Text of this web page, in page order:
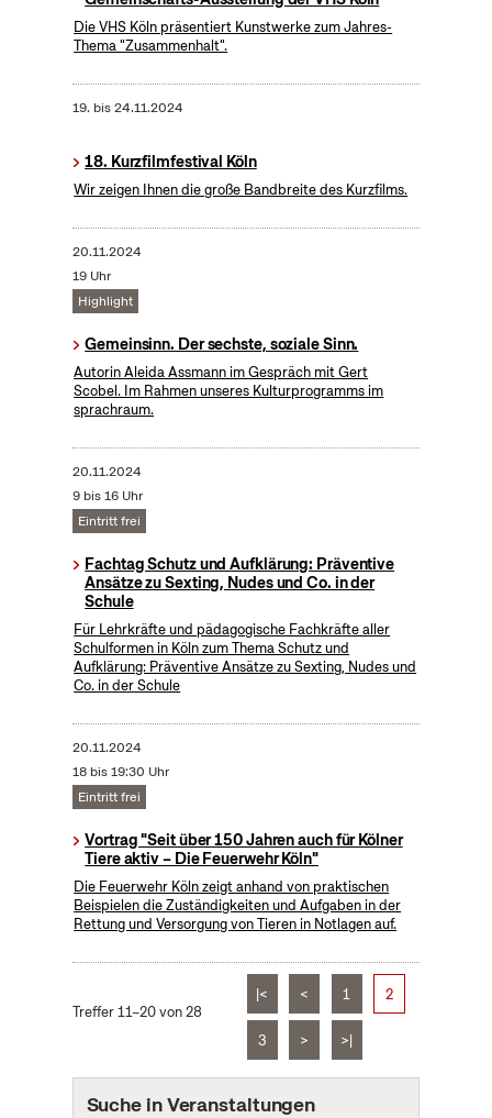
Die VHS Köln präsentiert Kunstwerke zum Jahres-
Thema "Zusammenhalt".
19. bis24.11.2024
18. Kurzfilmfestival Köln
Wir zeigen Ihnen die große Bandbreite des Kurzfilms.
20.11.2024
19 Uhr
Highlight
Gemeinsinn. Der sechste, soziale Sinn.
Autorin Aleida Assmann im Gespräch mit Gert
Scobel. Im Rahmen unseres Kulturprogramms im
sprachraum.
20.11.2024
9 bis 16 Uhr
Eintritt frei
Fachtag Schutz und Aufklärung: Präventive
Ansätze zu Sexting, Nudes und Co. in der
Schule
Für Lehrkräfte und pädagogische Fachkräfte aller
Schulformen in Köln zum Thema Schutz und
Aufklärung: Präventive Ansätze zu Sexting, Nudes und
Co. in der Schule
20.11.2024
18 bis 19:30 Uhr
Eintritt frei
Vortrag "Seit über 150 Jahren auch für Kölner
Tiere aktiv – Die Feuerwehr Köln"
Die Feuerwehr Köln zeigt anhand von praktischen
Beispielen die Zuständigkeiten und Aufgaben in der
Rettung und Versorgung von Tieren in Notlagen auf.
Treffer 11–20 von 28
|< < 1 2
3 > >|
Suche in Veranstaltungen